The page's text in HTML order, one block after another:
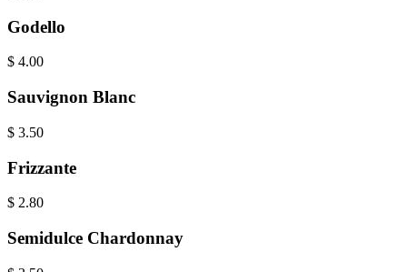
Godello
$ 4.00
Sauvignon Blanc
$ 3.50
Frizzante
$ 2.80
Semidulce Chardonnay